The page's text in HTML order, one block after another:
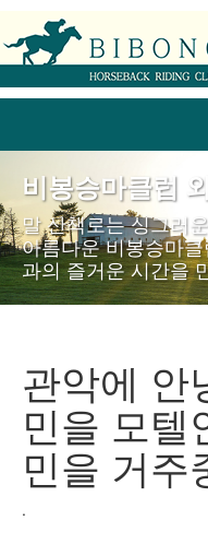
비봉승마클럽
말 산책로는 싱그러
아름다운 비봉승마
과의 즐거운 시간을
관악에 안
민을 모텔
민을 거주
.